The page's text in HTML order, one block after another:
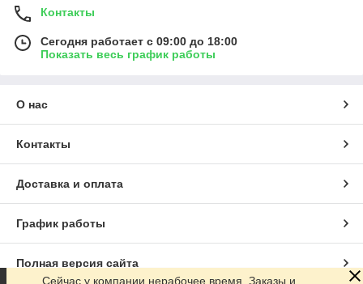
Контакты
Сегодня работает с 09:00 до 18:00
Показать весь график работы
О нас
Контакты
Доставка и оплата
График работы
Полная версия сайта
Сейчас у компании нерабочее время. Заказы и